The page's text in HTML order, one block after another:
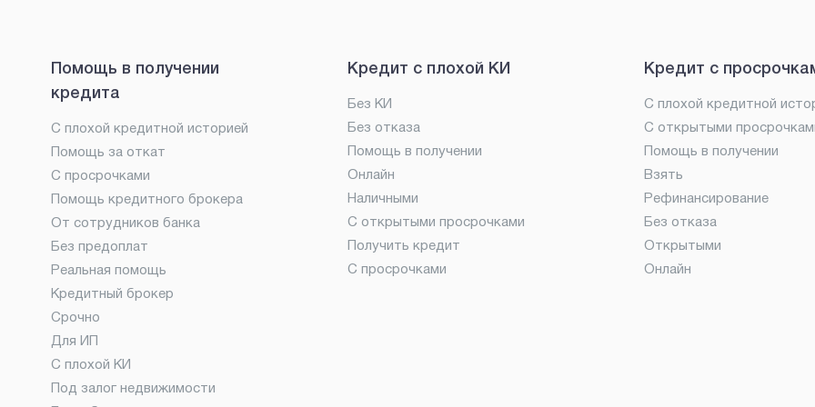
Помощь в получении
кредита
С плохой кредитной историей
Помощь за откат
С просрочками
Помощь кредитного брокера
От сотрудников банка
Без предоплат
Реальная помощь
Кредитный брокер
Срочно
Для ИП
С плохой КИ
Под залог недвижимости
Кредит с плохой КИ
Без КИ
Без отказа
Помощь в получении
Онлайн
Наличными
С открытыми просрочками
Получить кредит
С просрочками
Кредит с
С плохой кредитной
С открытыми
Помощь в получении
Взять
Рефинансирование
Без отказа
Открытыми
Онлайн